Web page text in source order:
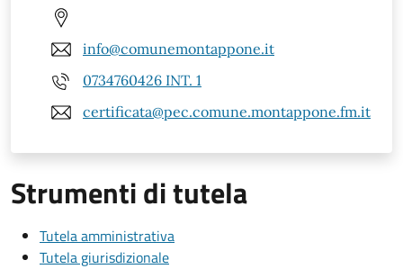
info@comunemontappone.it
0734760426 INT. 1
certificata@pec.comune.montappone.fm.it
Strumenti di tutela
Tutela amministrativa
Tutela giurisdizionale